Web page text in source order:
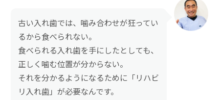
古い入れ歯では、噛み合わせが狂ってい
るから食べられない。
食べられる入れ歯を手にしたとしても、
正しく噛む位置が分からない。
それを分かるようになるために「リハビ
リ入れ歯」が必要なんです。